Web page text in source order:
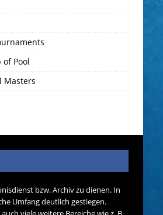
of Pool
Masters
bzw. Archiv zu dienen. In
Umfang deutlich gestiegen.